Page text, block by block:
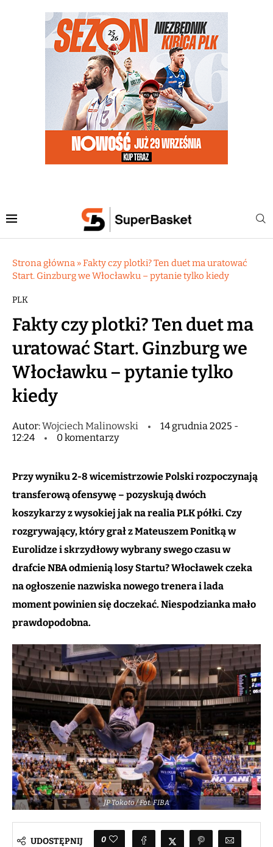
Strona główna »Fakty czy plotki? Ten duet ma uratować
Start. Ginzburg we Włocławku – pytanie tylko kiedy
PLK
Fakty czy plotki? Ten duet ma
uratować Start. Ginzburg we
Włocławku – pytanie tylko
kiedy
Autor:Wojciech Malinowski
14 grudnia 2025 -
12:24
0 komentarzy
Przy wyniku 2-8 wicemistrzowie Polski rozpoczynają
transferową ofensywę – pozyskują dwóch
koszykarzy z wysokiej jak na realia PLK półki. Czy
rozgrywający, który grał z Mateuszem Ponitką w
Eurolidze i skrzydłowy wybrany swego czasu w
drafcie NBA odmienią losy Startu? Włocławek czeka
na ogłoszenie nazwiska nowego trenera i lada
moment powinien się doczekać. Niespodzianka mało
prawdopodobna.
JP Tokoto / Fot. FIBA
UDOSTĘPNIJ 0